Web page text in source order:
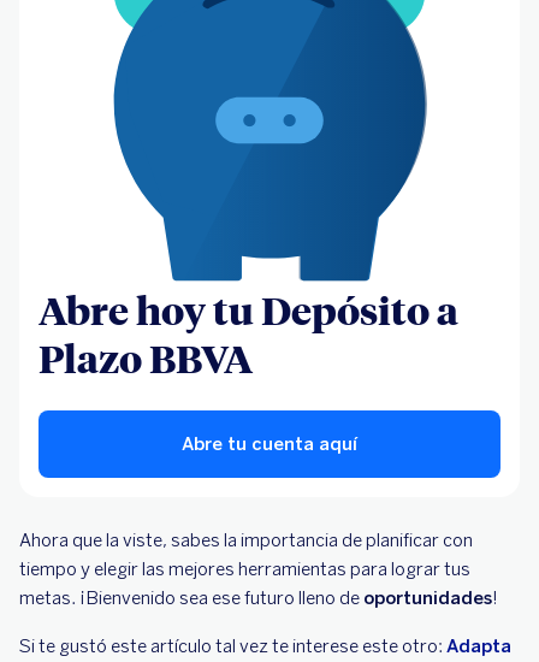
Abre hoy tu Depósito a
Plazo BBVA
Abre tu cuenta aquí
Ahora que la viste, sabes la importancia de planificar con
tiempo y elegir las mejores herramientas para lograr tus
metas. ¡Bienvenido sea ese futuro lleno de oportunidades!
Si te gustó este artículo tal vez te interese este otro: Adapta